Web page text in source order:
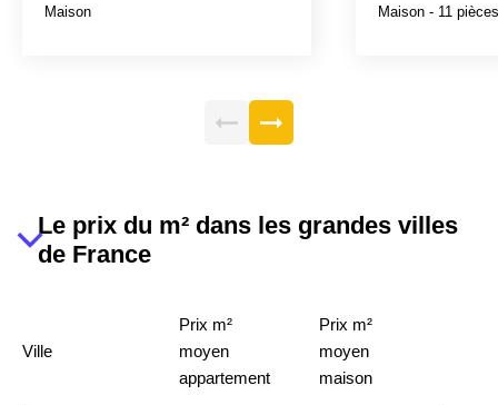
Maison Maison - 11 pièces
Le prix du m² dans les grandes villes
de France
Ville
Prix m²
moyen
appartement
Prix m²
moyen
maison